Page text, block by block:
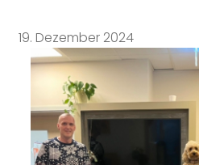
19. Dezember 2024